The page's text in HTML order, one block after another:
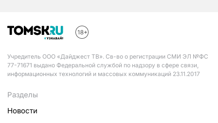
Учредитель ООО «Дайджест ТВ». Св-во о регистрации СМИ ЭЛ №ФС
77-71671 выдано Федеральной службой по надзору в сфере связи,
информационных технологий и массовых коммуникаций 23.11.2017
Разделы
Новости